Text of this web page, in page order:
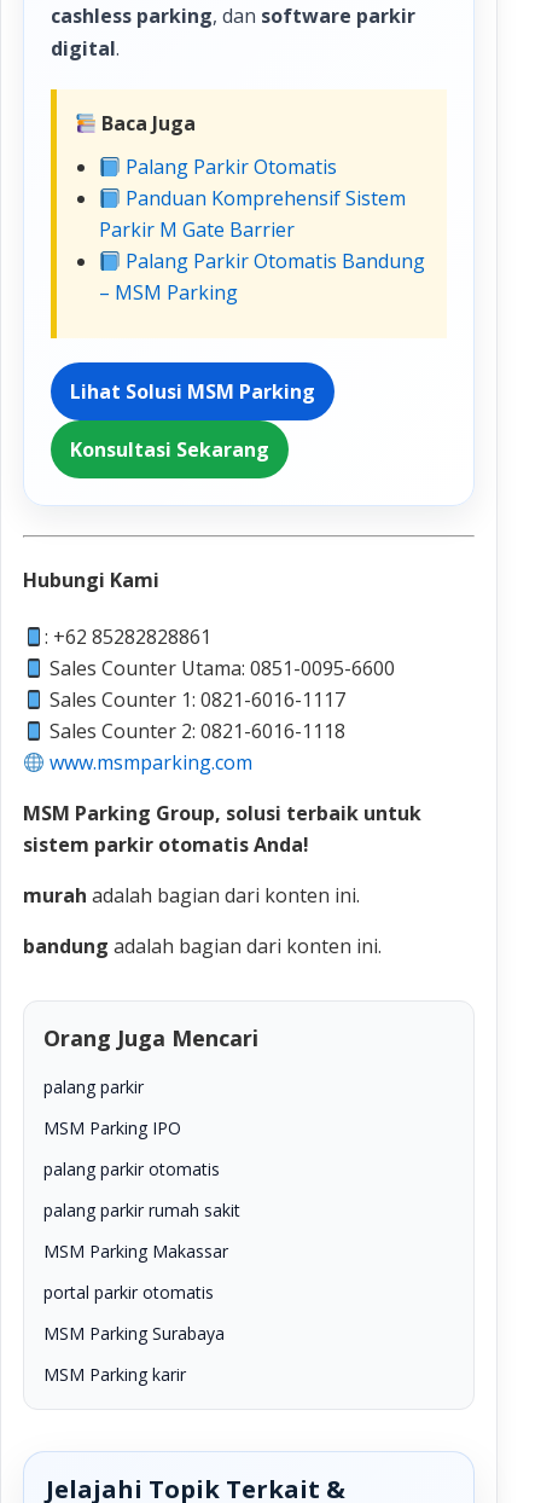
cashless parking, dan software parkir
digital.
Baca Juga
Palang Parkir Otomatis
Panduan Komprehensif Sistem
Parkir M Gate Barrier
Palang Parkir Otomatis Bandung
– MSM Parking
Lihat Solusi MSM Parking
Konsultasi Sekarang
Hubungi Kami
: +62 85282828861
Sales Counter Utama: 0851-0095-6600
Sales Counter 1: 0821-6016-1117
Sales Counter 2: 0821-6016-1118
www.msmparking.com
MSM Parking Group, solusi terbaik untuk
sistem parkir otomatis Anda!
murah adalah bagian dari konten ini.
bandung adalah bagian dari konten ini.
Orang Juga Mencari
palang parkir
MSM Parking IPO
palang parkir otomatis
palang parkir rumah sakit
MSM Parking Makassar
portal parkir otomatis
MSM Parking Surabaya
MSM Parking karir
Jelajahi Topik Terkait &